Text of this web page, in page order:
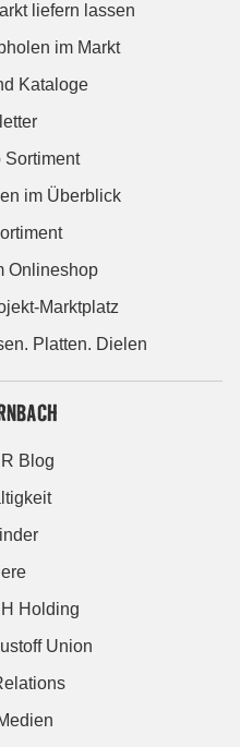
liefern lassen
im Markt
Kataloge
Sortiment
im Überblick
Onlineshop
Marktplatz
Platten. Dielen
Blog
Holding
Union